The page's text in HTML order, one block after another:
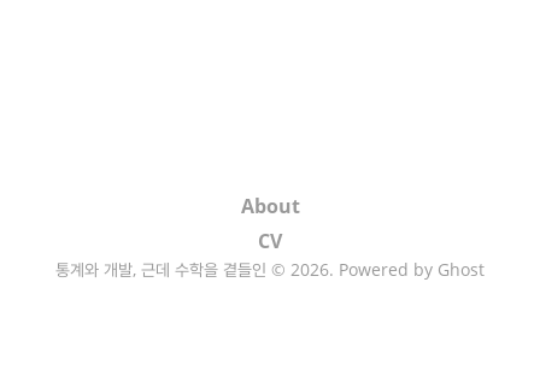
About
CV
통계와 개발, 근데 수학을 곁들인 © 2026. Powered by Ghost